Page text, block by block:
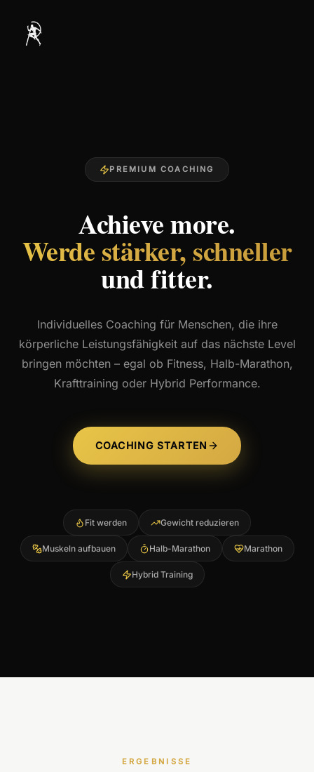
PREMIUM COACHING
Achieve more.
Werde stärker, schneller
und fitter.
Individuelles Coaching für Menschen, die ihre
körperliche Leistungsfähigkeit auf das nächste Level
bringen möchten – egal ob Fitness, Halb-Marathon,
Krafttraining oder Hybrid Performance.
COACHING STARTEN
Fit werden Gewicht reduzieren
Muskeln aufbauen Halb-Marathon Marathon
Hybrid Training
ERGEBNISSE